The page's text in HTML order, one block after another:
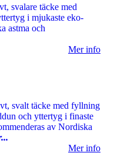
svalare täcke med
i mjukaste eko-
astma och
Mer info
svalt täcke med fyllning
och yttertyg i finaste
av Nordiska
Mer info